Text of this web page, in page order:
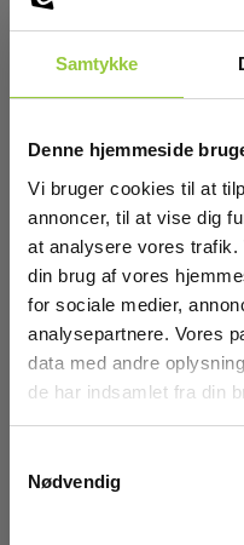
Samtykke
Denne hjemmeside
Vi bruger cookies til at
annoncer, til at vise dig
at analysere vores trafik.
din brug af vores
for sociale medier,
analysepartnere. Vores
data med andre
de har indsamlet fra din
Nødvendig
Uvendige mål
Tæthedsklasse
Tilbehør